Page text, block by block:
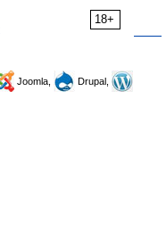
18+
Joomla,
Drupal,